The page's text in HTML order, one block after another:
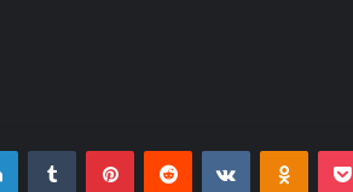
LinkedInTumblr PinterestReddit VKontakte